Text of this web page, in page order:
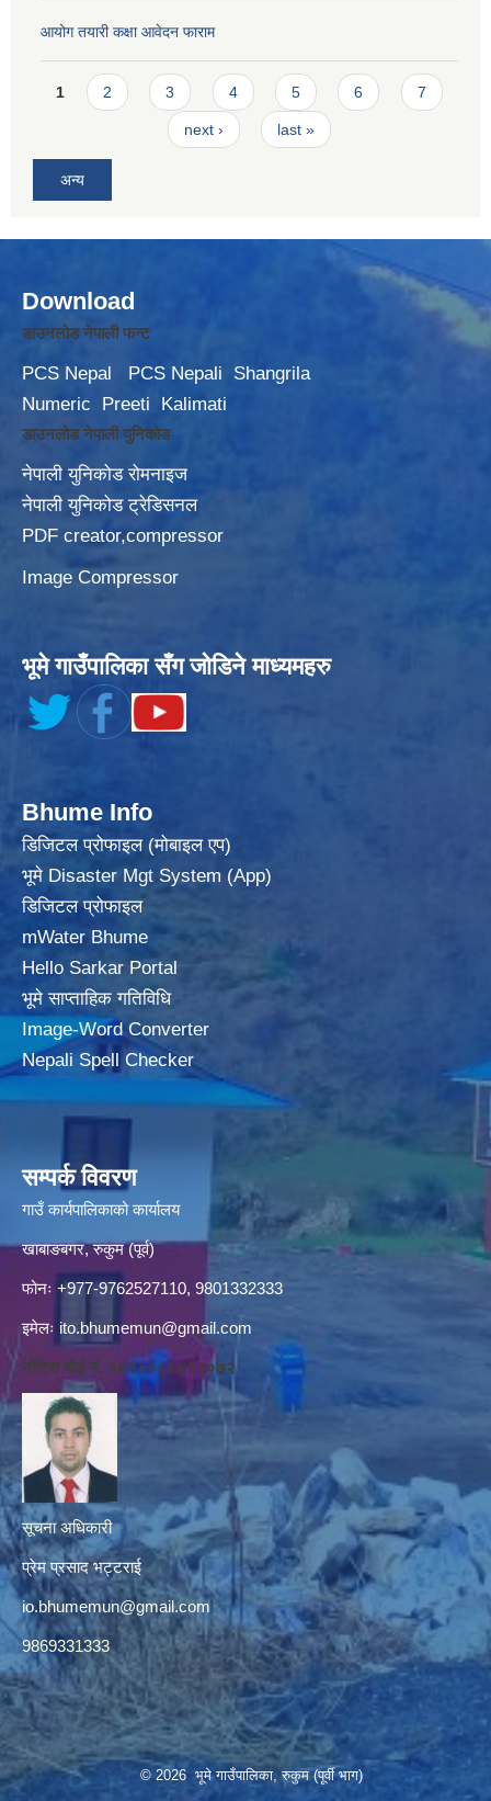
आयोग तयारी कक्षा आवेदन फाराम
Pages
1 2 3 4 5 6 7
next › last »
अन्य
Download
डाउनलोड नेपाली फन्ट
PCS Nepal PCS Nepali
Shangrila
Numeric
Preeti Kalimati
डाउनलोड नेपाली युनिकोड
नेपाली युनिकोड रोमनाइज
नेपाली युनिकोड ट्रेडिसनल
PDF creator,compressor
Image Compressor
भूमे गाउँपालिका सँग जोडिने माध्यमहरु
Bhume Info
डिजिटल प्रोफाइल (मोबाइल एप)
भूमे Disaster Mgt System (App)
डिजिटल प्रोफाइल
mWater Bhume
Hello Sarkar Portal
भूमे साप्ताहिक गतिविधि
Image-Word Converter
Nepali Spell Checker
सम्पर्क विवरण
गाउँ कार्यपालिकाको कार्यालय
खाबाङबगर, रुकुम (पूर्व)
फोनः +977-9762527110, 9801332333
इमेलः ito.bhumemun@gmail.com
नोटिस बोर्ड नं. १६१८०८८४१३०७२
सूचना अधिकारी
प्रेम प्रसाद भट्टराई
io.bhumemun@gmail.com
9869331333
© 2026 भूमे गाउँपालिका, रुकुम (पूर्वी भाग)